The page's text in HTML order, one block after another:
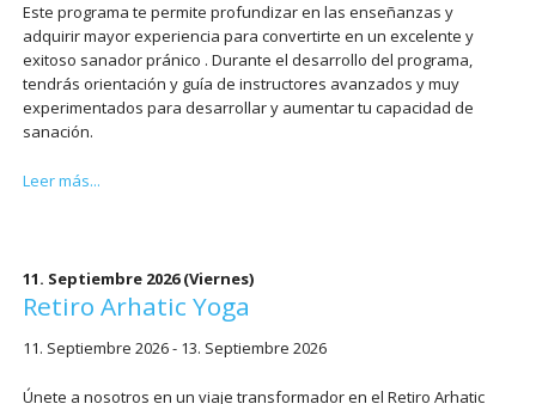
Este programa te permite profundizar en las enseñanzas y
adquirir mayor experiencia para convertirte en un excelente y
exitoso sanador pránico . Durante el desarrollo del programa,
tendrás orientación y guía de instructores avanzados y muy
experimentados para desarrollar y aumentar tu capacidad de
sanación.
Leer más...Certificación
1
–
Asociado
11. Septiembre 2026 (Viernes)
Retiro Arhatic Yoga
11. Septiembre 2026 - 13. Septiembre 2026
Únete a nosotros en un viaje transformador en el Retiro Arhatic